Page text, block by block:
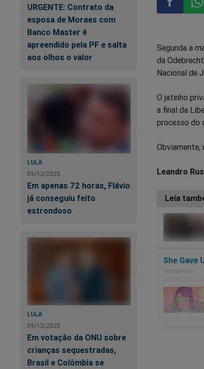
URGENTE: Contrato da
esposa de Moraes com
Banco Master é
apreendido pela PF e salta
aos olhos o valor
LULA
09/12/2025
Em apenas 72 horas, Flávio
já conseguiu feito
estrondoso
LULA
09/12/2025
Em votação da ONU sobre
crianças sequestradas,
Brasil e Colômbia se
no
no
Segunda a
da
Nacional de
O jatinho
a final da
processo do
Obviamente,
Leandro